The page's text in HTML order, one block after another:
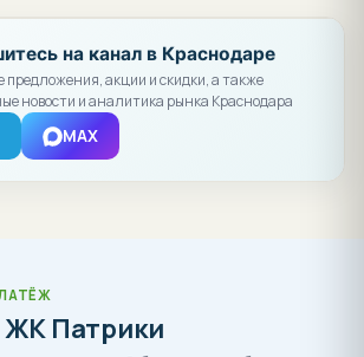
в современном бизнес-классе!
на канал в Краснодаре
предложения, акции и скидки, а также
новости и аналитика рынка Краснодара
MAX
ЖК Патрики